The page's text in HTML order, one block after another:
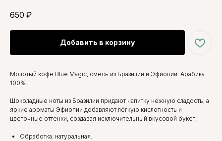
650 ₽
Добавить в корзину
Молотый кофе Blue Magic, смесь из Бразилии и Эфиопии. Арабика
100%.
Шоколадные ноты из Бразилии придают напитку нежную сладость, а
яркие ароматы Эфиопии добавляют лёгкую кислотность и
цветочные оттенки, создавая исключительный вкусовой букет.
Обработка: натуральная.